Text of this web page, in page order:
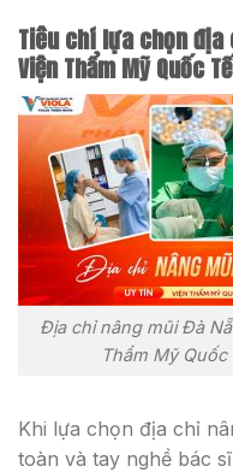
Tiêu chí lựa chọn địa
Viện Thẩm Mỹ Quốc
Địa chỉ nâng mũi Đà
Thẩm Mỹ Quốc
Khi lựa chọn địa chỉ
toàn và tay nghề bác